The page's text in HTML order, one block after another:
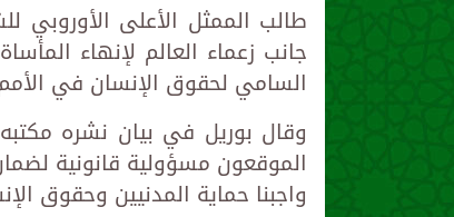
طالب الممثل الأعلى الأوروبي
جانب زعماء العالم لإنهاء
السامي لحقوق الإنسان في
وقال بوريل في بيان نشره
الموقعون مسؤولية قانونية
واجبنا حماية المدنيين وحقوق